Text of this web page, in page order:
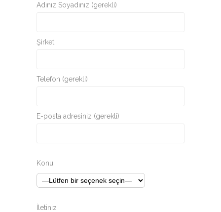
Adınız Soyadınız (gerekli)
Şirket
Telefon (gerekli)
E-posta adresiniz (gerekli)
Konu
İletiniz